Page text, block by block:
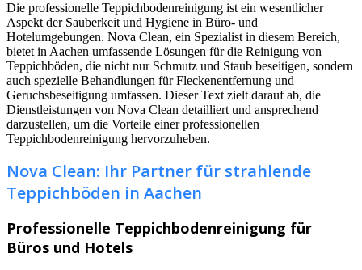
Die professionelle Teppichbodenreinigung ist ein wesentlicher
Aspekt der Sauberkeit und Hygiene in Büro- und
Hotelumgebungen. Nova Clean, ein Spezialist in diesem Bereich,
bietet in Aachen umfassende Lösungen für die Reinigung von
Teppichböden, die nicht nur Schmutz und Staub beseitigen, sondern
auch spezielle Behandlungen für Fleckenentfernung und
Geruchsbeseitigung umfassen. Dieser Text zielt darauf ab, die
Dienstleistungen von Nova Clean detailliert und ansprechend
darzustellen, um die Vorteile einer professionellen
Teppichbodenreinigung hervorzuheben.
Nova Clean: Ihr Partner für strahlende
Teppichböden in Aachen
Professionelle Teppichbodenreinigung für
Büros und Hotels